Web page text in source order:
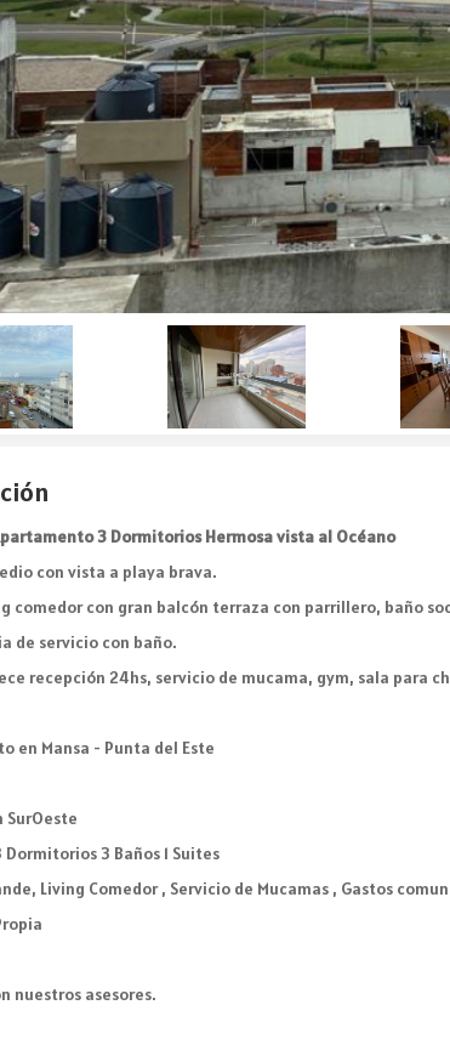
3 Dormitorios Hermosa vista al Océano
con vista a playa brava.
comedor con gran balcón terraza con parrillero, baño
de servicio con baño.
recepción 24hs, servicio de mucama, gym, sala para
en Mansa - Punta del Este
Dormitorios 3 Baños 1 Suites
Living Comedor , Servicio de Mucamas , Gastos
nuestros asesores.